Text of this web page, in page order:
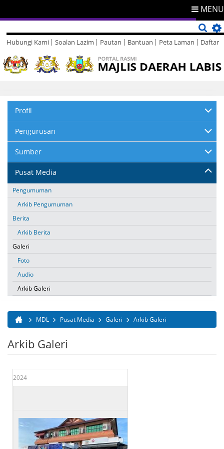
MENU
Hubungi Kami
Direktori
Maklum Balas
Soalan Lazim Pautan Bantuan Peta Laman Daftar
Profil
Pengurusan
Sumber
Pusat Media
Pengumuman
Arkib Pengumuman
Berita
Arkib Berita
Galeri
Foto
Audio
Arkib Galeri
Anda di sini
MDL Pusat Media Galeri Arkib Galeri
Arkib Galeri
2024